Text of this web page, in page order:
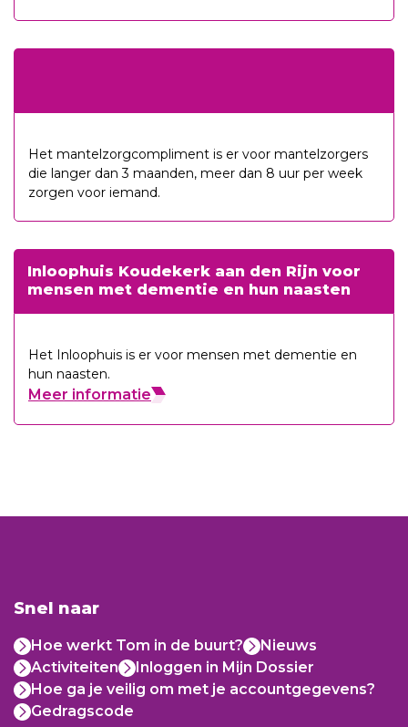
Het mantelzorgcompliment is er voor mantelzorgers
die langer dan 3 maanden, meer dan 8 uur per week
zorgen voor iemand.
Inloophuis Koudekerk aan den Rijn voor
mensen met dementie en hun naasten
Het Inloophuis is er voor mensen met dementie en
hun naasten.
Meer informatie
Snel naar
Hoe werkt Tom in de buurt?
Nieuws
Activiteiten
Inloggen in Mijn Dossier
Hoe ga je veilig om met je accountgegevens?
Gedragscode